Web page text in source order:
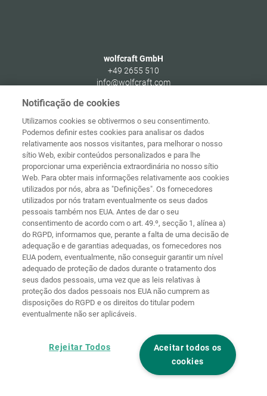
wolfcraft GmbH
+49 2655 510
info@wolfcraft.com
Wolffstraße 1
Germany
Página
principal Contacto Aviso legal
Proteção de
Termos e
condições
Diretivas de
cookies Iniciar sessão
Declaração de
Acessibilidade
Definições de cookies
Notificação de cookies
Utilizamos cookies se obtivermos o seu consentimento.
Podemos definir estes cookies para analisar os dados
relativamente aos nossos visitantes, para melhorar o nosso
sítio Web, exibir conteúdos personalizados e para lhe
proporcionar uma experiência extraordinária no nosso sítio
Web. Para obter mais informações relativamente aos cookies
utilizados por nós, abra as "Definições". Os fornecedores
utilizados por nós tratam eventualmente os seus dados
pessoais também nos EUA. Antes de dar o seu
consentimento de acordo com o art. 49.º, secção 1, alínea a)
do RGPD, informamos que, perante a falta de uma decisão de
adequação e de garantias adequadas, os fornecedores nos
EUA podem, eventualmente, não conseguir garantir um nível
adequado de proteção de dados durante o tratamento dos
seus dados pessoais, uma vez que as leis relativas à
proteção dos dados pessoais nos EUA não cumprem as
disposições do RGPD e os direitos do titular podem
eventualmente não ser aplicáveis.
Aceitar todos os
cookies
Rejeitar Todos